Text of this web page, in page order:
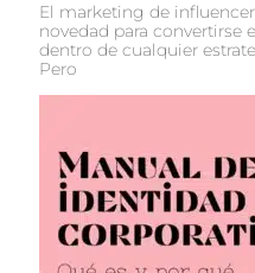
El marketing de
novedad para convertirse
dentro de cualquier
Pero